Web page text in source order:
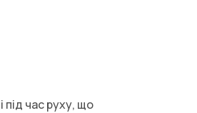
час руху, що